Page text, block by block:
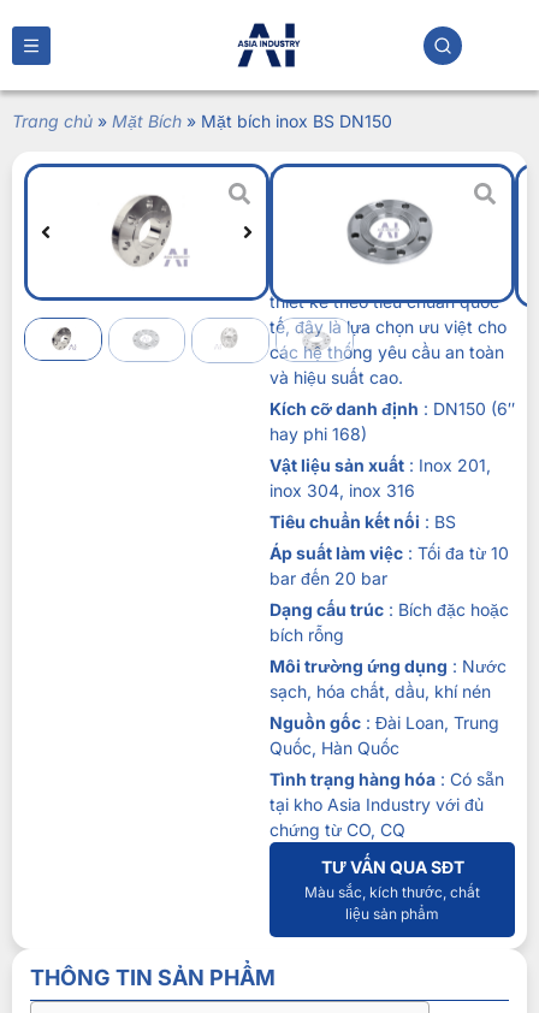
Trang chủ » Mặt Bích » Mặt bích inox BS DN150
Mặt bích inox BS
thiết kế theo tiêu chuẩn quốc
tế, đây là lựa chọn ưu việt cho
các hệ thống yêu cầu an toàn
và hiệu suất cao.
Kích cỡ danh định : DN150 (6″
hay phi 168)
Vật liệu sản xuất : Inox 201,
inox 304, inox 316
Tiêu chuẩn kết nối : BS
Áp suất làm việc : Tối đa từ 10
bar đến 20 bar
Dạng cấu trúc : Bích đặc hoặc
bích rỗng
Môi trường ứng dụng : Nước
sạch, hóa chất, dầu, khí nén
Nguồn gốc : Đài Loan, Trung
Quốc, Hàn Quốc
Tình trạng hàng hóa : Có sẵn
tại kho Asia Industry với đủ
chứng từ CO, CQ
TƯ VẤN QUA SĐT
Màu sắc, kích thước, chất
liệu sản phẩm
THÔNG TIN SẢN PHẨM